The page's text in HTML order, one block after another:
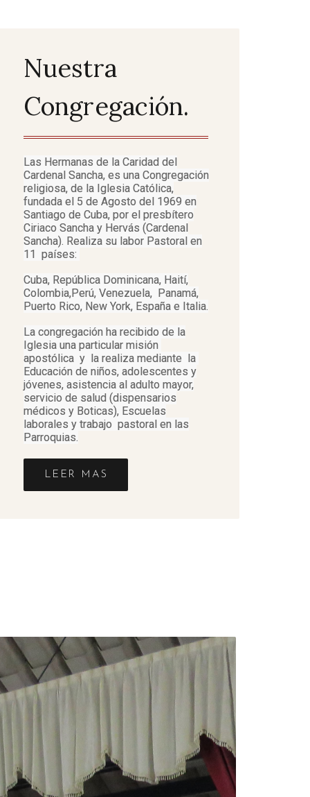
Nuestra
Congregación.
Las Hermanas de la Caridad del
Cardenal Sancha, es una Congregación
religiosa, de la Iglesia Católica,
fundada el 5 de Agosto del 1969 en
Santiago de Cuba, por el presbítero
Ciriaco Sancha y Hervás (Cardenal
Sancha). Realiza su labor Pastoral en
11 países:
Cuba, República Dominicana, Haití,
Colombia,Perú, Venezuela, Panamá,
Puerto Rico, New York, España e Italia.
La congregación ha recibido de la
Iglesia una particular misión
apostólica y la realiza mediante la
Educación de niños, adolescentes y
jóvenes, asistencia al adulto mayor,
servicio de salud (dispensarios
médicos y Boticas), Escuelas
laborales y trabajo pastoral en las
Parroquias.
LEER MAS